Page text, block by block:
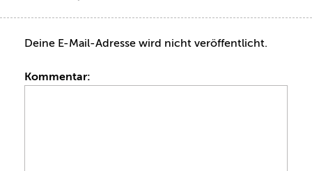
Deine E-Mail-Adresse wird nicht veröffentlicht.
Kommentar: